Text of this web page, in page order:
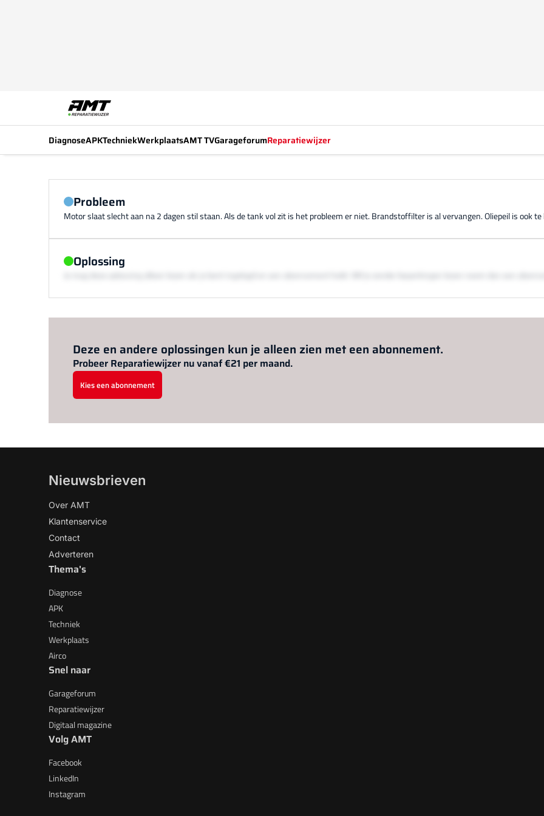
DiagnoseAPKTechniekWerkplaatsAMT TVGarageforumReparatiewijzer
Probleem
Motor slaat slecht aan na 2 dagen stil staan. Als de tank vol zit is het probleem er niet. Brandstoffilter is al vervangen. Oliepeil is ook te
Oplossing
Deze en andere oplossingen kun je alleen zien met een abonnement.
Probeer Reparatiewijzer nu vanaf €21 per maand.
Kies een abonnement
Nieuwsbrieven
Over AMT
Klantenservice
Contact
Adverteren
Thema's
Diagnose
APK
Techniek
Werkplaats
Airco
Snel naar
Garageforum
Reparatiewijzer
Digitaal magazine
Volg AMT
Facebook
LinkedIn
Instagram